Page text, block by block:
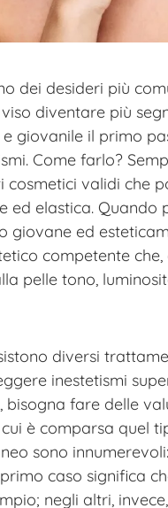
dei desideri più
diventare più
giovanile il primo
Come farlo?
validi che
ed elastica. Quando
giovane ed
competente
pelle tono,
diversi
inestetismi
fare delle
è comparsa quel
sono
caso significa
negli altri,